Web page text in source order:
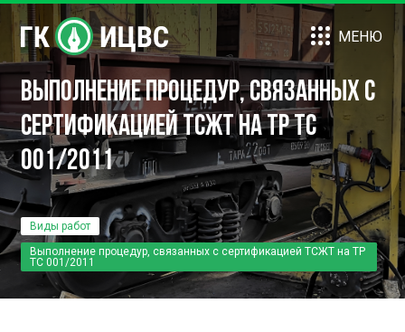
МЕНЮ
Выполнение процедур, связанных с
сертификацией ТСЖТ на ТР ТС
001/2011
Виды работ
Выполнение процедур, связанных с сертификацией ТСЖТ на ТР
ТС 001/2011